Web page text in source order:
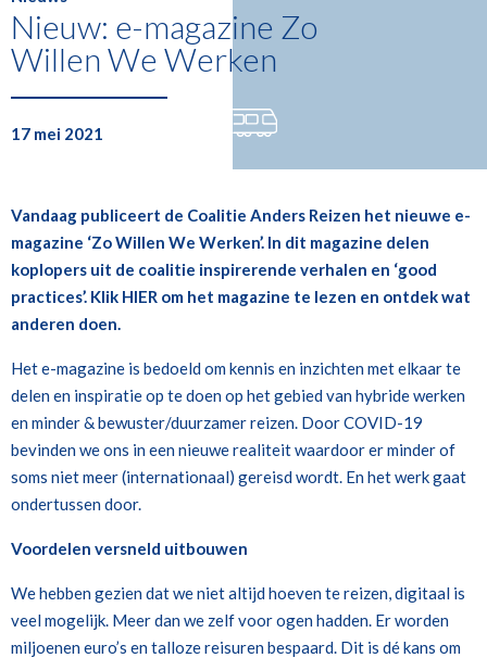
Nieuw: e-magazine Zo
Willen We Werken
17 mei 2021
Vandaag publiceert de Coalitie Anders Reizen het nieuwe e-
magazine ‘Zo Willen We Werken’. In dit magazine delen
koplopers uit de coalitie inspirerende verhalen en ‘good
practices’. Klik HIER om het magazine te lezen en ontdek wat
anderen doen.
Het e-magazine is bedoeld om kennis en inzichten met elkaar te
delen en inspiratie op te doen op het gebied van hybride werken
en minder & bewuster/duurzamer reizen. Door COVID-19
bevinden we ons in een nieuwe realiteit waardoor er minder of
soms niet meer (internationaal) gereisd wordt. En het werk gaat
ondertussen door.
Voordelen versneld uitbouwen
We hebben gezien dat we niet altijd hoeven te reizen, digitaal is
veel mogelijk. Meer dan we zelf voor ogen hadden. Er worden
miljoenen euro’s en talloze reisuren bespaard. Dit is dé kans om